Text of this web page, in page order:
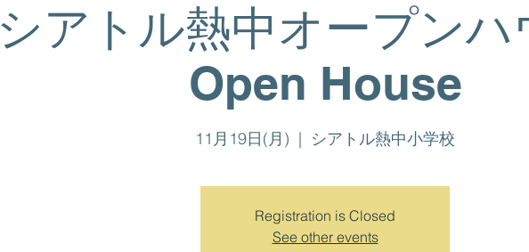
シアトル熱中オープン
Open House
11月19日(月)
  |
シアトル熱中小学校
Registration is Closed
See other events